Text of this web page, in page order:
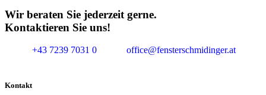
Wir beraten Sie jederzeit gerne.
Kontaktieren Sie uns!
+43 7239 7031 0 office@fensterschmidinger.at
Kontakt